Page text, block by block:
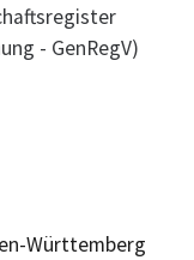
- GenRegV)
Württemberg